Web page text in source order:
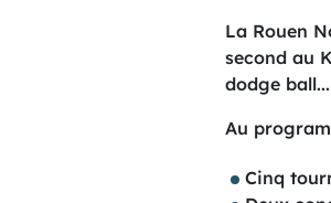
La Rouen
second au
dodge
Au
Cinq